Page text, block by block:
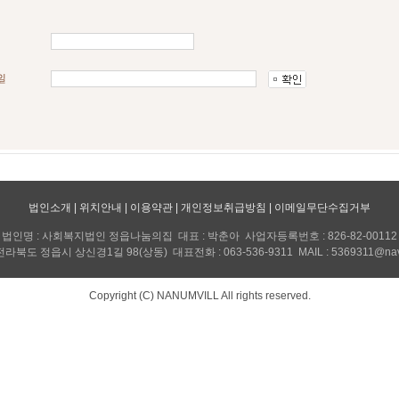
법인소개 위치안내 이용약관 개인정보취급방침 이메일무단수집거부
법인명 : 사회복지법인 정읍나눔의집 대표 : 박춘아 사업자등록번호 : 826-82-00112
라북도 정읍시 상신경1길 98(상동) 대표전화 : 063-536-9311 MAIL :
Copyright (C) NANUMVILL All rights reserved.